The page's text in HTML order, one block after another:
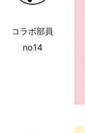
コラボ部員
no14